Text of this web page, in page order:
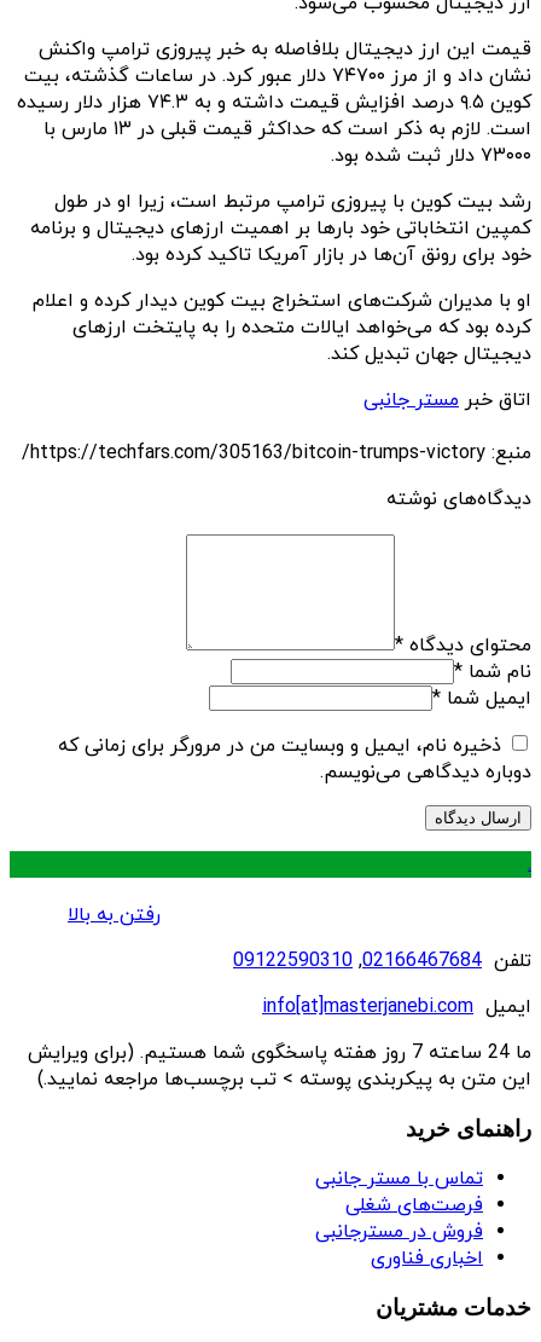
قیمت این ارز دیجیتال بلافاصله به خبر پیروزی ترامپ واکنش
نشان داد و از مرز ۷۴۷۰۰ دلار عبور کرد. در ساعات گذشته، بیت
کوین ۹.۵ درصد افزایش قیمت داشته و به ۷۴.۳ هزار دلار رسیده
است. لازم به ذکر است که حداکثر قیمت قبلی در ۱۳ مارس با
۷۳۰۰۰ دلار ثبت شده بود.
رشد بیت کوین با پیروزی ترامپ مرتبط است، زیرا او در طول
کمپین انتخاباتی خود بارها بر اهمیت ارزهای دیجیتال و برنامه
خود برای رونق آن‌ها در بازار آمریکا تاکید کرده بود.
او با مدیران شرکت‌های استخراج بیت کوین دیدار کرده و اعلام
کرده بود که می‌خواهد ایالات متحده را به پایتخت ارزهای
دیجیتال جهان تبدیل کند.
اتاق خبر مستر جانبی
منبع: https://techfars.com/305163/bitcoin-trumps-victory/
دیدگاه‌های نوشته
محتوای دیدگاه *
نام شما *
ایمیل شما *
ذخیره نام، ایمیل و وبسایت من در مرورگر برای زمانی که
دوباره دیدگاهی می‌نویسم.
.
رفتن به بالا
تلفن 02166467684
,
09122590310
ایمیل info[at]masterjanebi.com
ما 24 ساعته 7 روز هفته پاسخگوی شما هستیم. (برای ویرایش
این متن به پیکربندی پوسته > تب برچسب‌ها مراجعه نمایید.)
راهنمای خرید
تماس با مستر جانبی
فرصت‌های شغلی
فروش در مسترجانبی
اخباری فناوری
خدمات مشتریان